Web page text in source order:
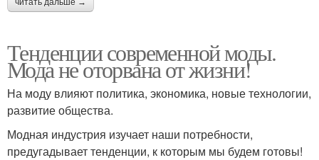
Тенденции современной моды.
Мода не оторвана от жизни!
На моду влияют политика, экономика, новые технологии,
развитие общества.
Модная индустрия изучает наши потребности,
предугадывает тенденции, к которым мы будем готовы!